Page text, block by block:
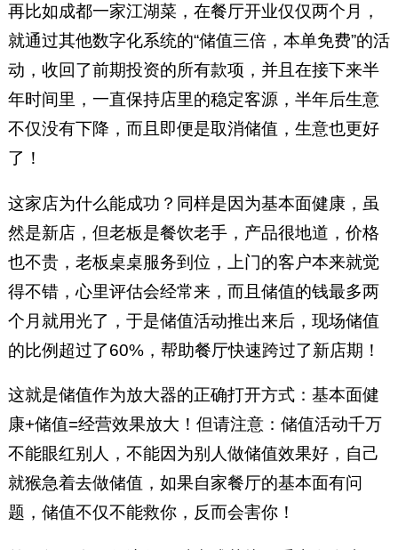
再比如成都一家江湖菜，在餐厅开业仅仅两个月，
就通过其他数字化系统的“储值三倍，本单免费”的活
动，收回了前期投资的所有款项，并且在接下来半
年时间里，一直保持店里的稳定客源，半年后生意
不仅没有下降，而且即便是取消储值，生意也更好
了！
这家店为什么能成功？同样是因为基本面健康，虽
然是新店，但老板是餐饮老手，产品很地道，价格
也不贵，老板桌桌服务到位，上门的客户本来就觉
得不错，心里评估会经常来，而且储值的钱最多两
个月就用光了，于是储值活动推出来后，现场储值
的比例超过了60%，帮助餐厅快速跨过了新店期！
这就是储值作为放大器的正确打开方式：基本面健
康+储值=经营效果放大！但请注意：储值活动千万
不能眼红别人，不能因为别人做储值效果好，自己
就猴急着去做储值，如果自家餐厅的基本面有问
题，储值不仅不能救你，反而会害你！